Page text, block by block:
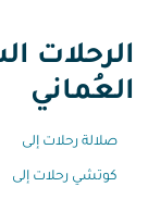
الرحلات
العُماني
صلالة رحلات إلى
كوتشي رحلات إلى